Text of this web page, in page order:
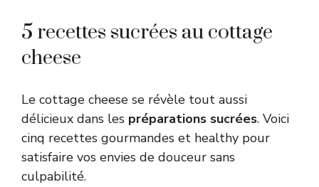
5 recettes sucrées au cottage
cheese
Le cottage cheese se révèle tout aussi
délicieux dans les préparations sucrées. Voici
cinq recettes gourmandes et healthy pour
satisfaire vos envies de douceur sans
culpabilité.